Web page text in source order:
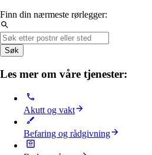
Finn din nærmeste rørlegger:
Søk
Les mer om våre tjenester:
Akutt og vakt
Befaring og rådgivning